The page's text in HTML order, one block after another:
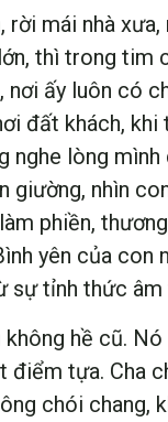
rời mái nhà
thì trong tim
nơi ấy luôn có
đất khách, khi
nghe lòng
giường, nhìn
phiền,
yên của con
sự tỉnh thức âm
hề cũ.
điểm tựa. Cha
chói chang,